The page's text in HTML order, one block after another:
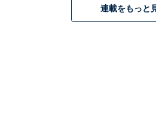
連載をもっと